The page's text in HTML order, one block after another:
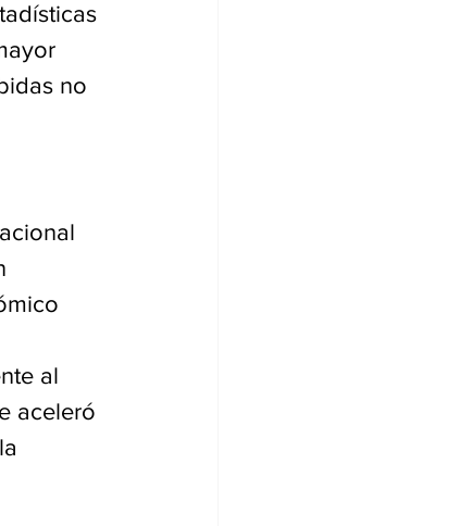
no
al
aceleró